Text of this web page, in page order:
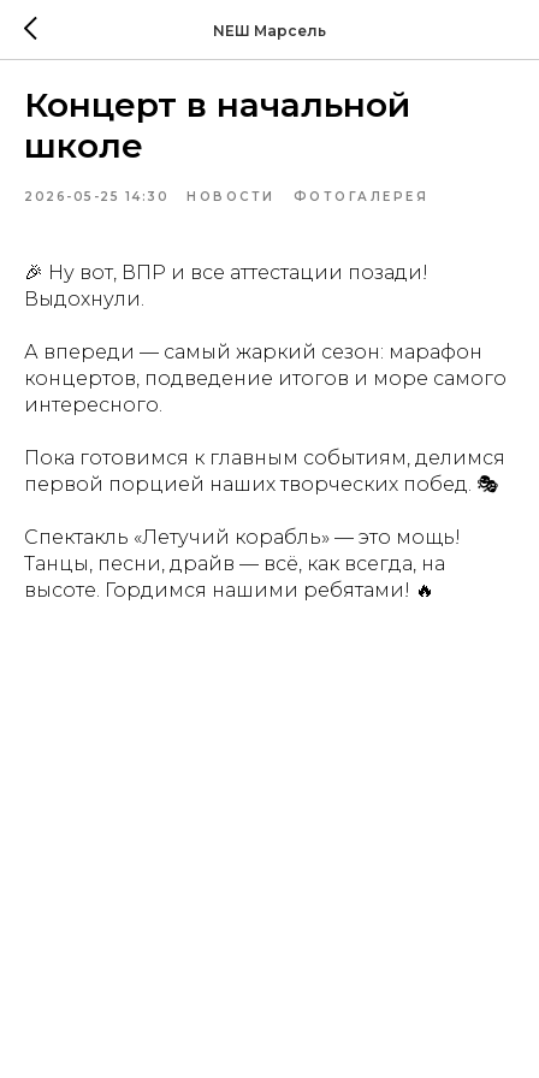
NEШ Марсель
Концерт в начальной
школе
2026-05-25 14:30 НОВОСТИ ФОТОГАЛЕРЕЯ
🎉 Ну вот, ВПР и все аттестации позади!
Выдохнули.
А впереди — самый жаркий сезон: марафон
концертов, подведение итогов и море самого
интересного.
Пока готовимся к главным событиям, делимся
первой порцией наших творческих побед. 🎭
Спектакль «Летучий корабль» — это мощь!
Танцы, песни, драйв — всё, как всегда, на
высоте. Гордимся нашими ребятами! 🔥